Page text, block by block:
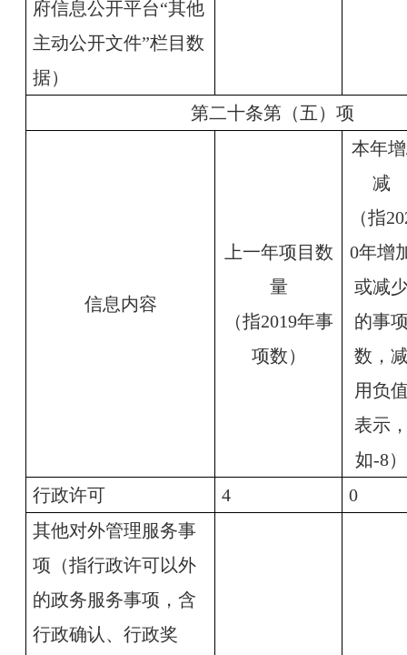
府信息公开平台“其他
主动公开文件”栏目数
据）
第二十条第（五）项
信息内容
上一年项目数
量
（指2019年事
项数）
本年
减
（指
0年增
或减
的事
数，
用负
表示
如-8）
行政许可
4
0
其他对外管理服务事
项（指行政许可以外
的政务服务事项，含
行政确认、行政奖